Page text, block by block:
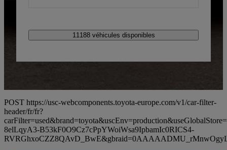
11188 véhicules disponibles
POST https://usc-webcomponents.toyota-europe.com/v1/car-filter-
header/fr/fr?
8elLqyA3-B53kF0O9Cz7cPpYWoiWsa9IpbamIc0RICS4-